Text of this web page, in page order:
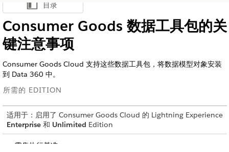
显示目录
目录
Consumer Goods 数据工具包的关
键注意事项
Consumer Goods Cloud 支持这些数据工具包，将数据模型对象安装
到 Data 360 中。
所需的 EDITION
适用于：启用了 Consumer Goods Cloud 的 Lightning Experience
Enterprise和 Unlimited Edition
零售执行基准：